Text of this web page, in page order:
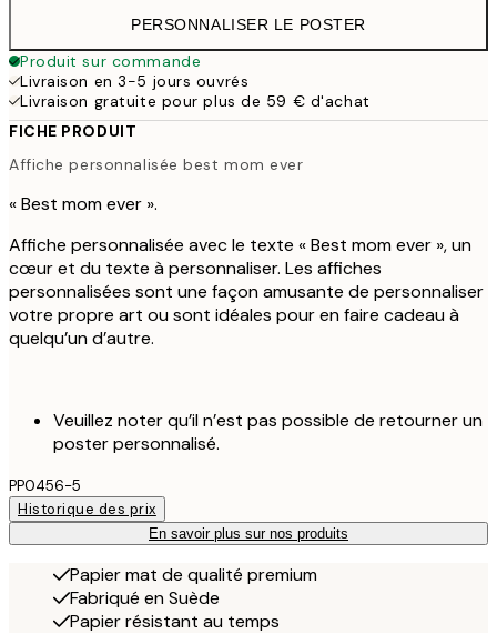
PERSONNALISER LE POSTER
Produit sur commande
Livraison en 3-5 jours ouvrés
Livraison gratuite pour plus de 59 € d'achat
FICHE PRODUIT
Affiche personnalisée best mom ever
« Best mom ever ».
Affiche personnalisée avec le texte « Best mom ever », un
cœur et du texte à personnaliser. Les affiches
personnalisées sont une façon amusante de personnaliser
votre propre art ou sont idéales pour en faire cadeau à
quelqu’un d’autre.
Veuillez noter qu’il n’est pas possible de retourner un
poster personnalisé.
PP0456-5
Historique des prix
En savoir plus sur nos produits
Papier mat de qualité premium
Fabriqué en Suède
Papier résistant au temps